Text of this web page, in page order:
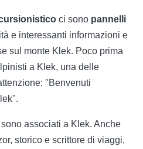
ci sono pannelli
e interessanti informazioni e
sul monte Klek. Poco prima
a Klek, una delle
"Benvenuti
associati a Klek. Anche
storico e scrittore di viaggi,